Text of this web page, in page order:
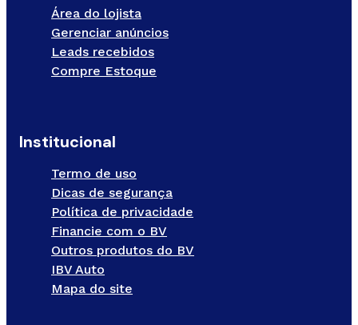
Área do lojista
Gerenciar anúncios
Leads recebidos
Compre Estoque
Institucional
Termo de uso
Dicas de segurança
Política de privacidade
Financie com o BV
Outros produtos do BV
IBV Auto
Mapa do site